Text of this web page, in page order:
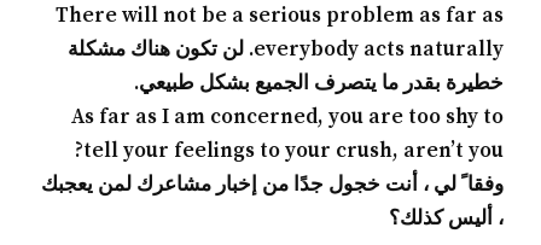
There will not be a serious problem as far as
everybody acts naturally. لن تكون هناك مشكلة
خطيرة بقدر ما يتصرف الجميع بشكل طبيعي.
As far as I am concerned, you are too shy to
tell your feelings to your crush, aren’t you?
وفقا ً لي ، أنت خجول جدًا من إخبار مشاعرك لمن يعجبك
، أليس كذلك؟